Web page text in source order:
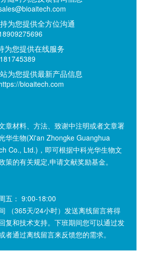
为您提供全方位沟通
为您提供在线服务
为您提供最新产品信息
bioaitech.com
章材料、方法、致谢中注明或者文章署
华生物(Xi'an Zhongke Guanghua
Co., Ltd.)，即可根据中科光华生物文
策的有关规定,申请文献奖励基金。
五： 9:00-18:00
（365天/24小时）发送离线留言将得
复和技术支持。下班期间您可以通过发
者通过离线留言来反馈您的需求。